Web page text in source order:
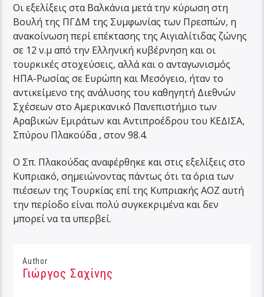
Οι εξελίξεις στα Βαλκάνια μετά την κύρωση στη
Βουλή της ΠΓΔΜ της Συμφωνίας των Πρεσπών, η
ανακοίνωση περί επέκτασης της Αιγιαλίτιδας ζώνης
σε 12 ν.μ από την Ελληνική κυβέρνηση και οι
τουρκικές στοχεύσεις, αλλά και ο ανταγωνισμός
ΗΠΑ-Ρωσίας σε Ευρώπη και Μεσόγειο, ήταν το
αντικείμενο της ανάλυσης του καθηγητή Διεθνών
Σχέσεων στο Αμερικανικό Πανεπιστήμιο των
Αραβικών Εμιράτων και Αντιπροέδρου του ΚΕΔΙΣΑ,
Σπύρου Πλακούδα , στον 98.4.
Ο Σπ. Πλακούδας αναφέρθηκε και στις εξελίξεις στο
Κυπριακό, σημειώνοντας πάντως ότι τα όρια των
πιέσεων της Τουρκίας επί της Κυπριακής ΑΟΖ αυτή
την περίοδο είναι πολύ συγκεκριμένα και δεν
μπορεί να τα υπερβεί.
Author
Γιώργος Σαχίνης